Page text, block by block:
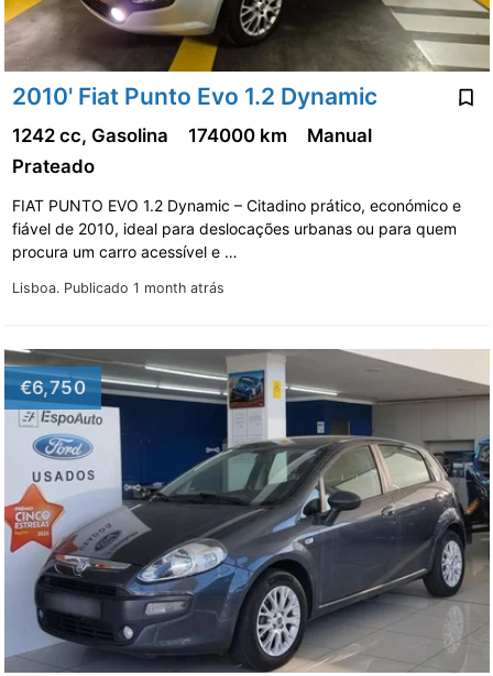
2010' Fiat Punto Evo 1.2 Dynamic
Lisboa. Publicado 1 month atrás
1242 cc, Gasolina 174000 km
Manual
Prateado
FIAT PUNTO EVO 1.2 Dynamic – Citadino prático, económico e
fiável de 2010, ideal para deslocações urbanas ou para quem
procura um carro acessível e …
€6,750